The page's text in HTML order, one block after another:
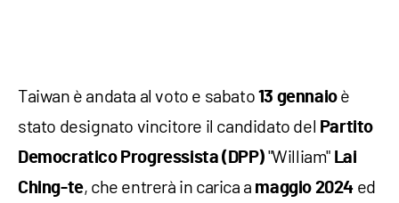
Taiwan è andata al voto e sabato 13 gennaioè
stato designato vincitore il candidato del Partito
Democratico Progressista (DPP) "William" Lai
Ching-te, che entrerà in carica a maggio 2024 ed